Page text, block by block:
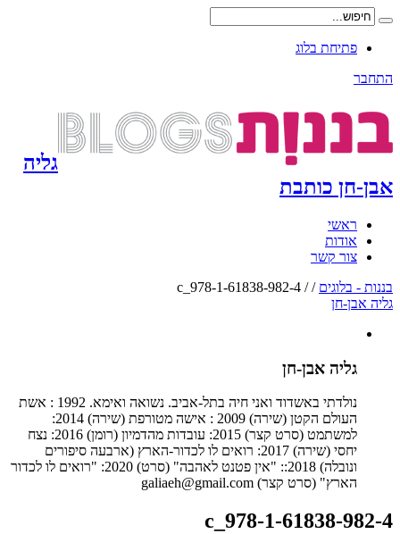
פתיחת בלוג
התחבר
גליה
אבן-חן כותבת
ראשי
אודות
צור קשר
בננות - בלוגים /
/
c_978-1-61838-982-4
גליה אבן-חן
גליה אבן-חן
נולדתי באשדוד ואני חיה בתל-אביב. נשואה ואימא. 1992 : אשת
העולם הקטן (שירה) 2009 : אישה מטורפת (שירה) 2014:
למשתמט (סרט קצר) 2015: עובדות מהדמיון (רומן) 2016: נצח
יחסי (שירה) 2017: רואים לו לכדור-הארץ (ארבעה סיפורים
ונובלה) 2018:: "אין פטנט לאהבה" (סרט) 2020: "רואים לו לכדור
הארץ" (סרט קצר) galiaeh@gmail.com
c_978-1-61838-982-4